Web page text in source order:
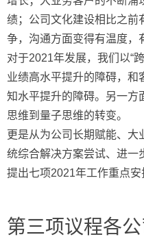
绩；公司文化建设相比之前
争，沟通方面变得有温度，
对于2021年发展，我们以“
业绩高水平提升的障碍，和
知水平提升的障碍。另一方
思维到量子思维的转变。
更是从为公司长期赋能、大
统综合解决方案尝试、进一
提出七项2021年工作重点安
第三项议程各